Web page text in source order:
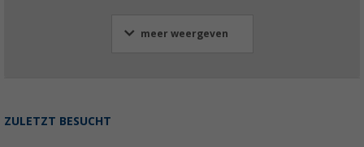
meer weergeven
ZULETZT BESUCHT